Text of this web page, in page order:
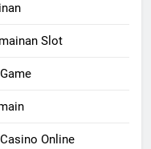
Slot
Online